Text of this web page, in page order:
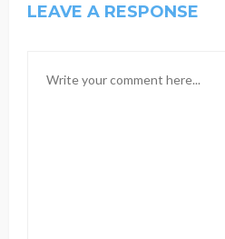
LEAVE A RESPONSE